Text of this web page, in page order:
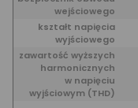
wejściowego
kształt napięcia
wyjściowego
zawartość wyższych
harmonicznych
w napięciu
wyjściowym (THD)